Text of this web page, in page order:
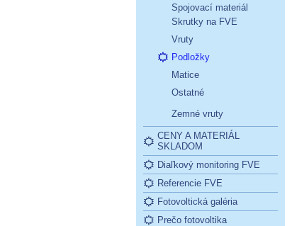
Spojovací materiál
Skrutky na FVE
Vruty
Podložky
Matice
Ostatné
Zemné vruty
CENY A MATERIÁL
SKLADOM
Diaľkový monitoring FVE
Referencie FVE
Fotovoltická galéria
Prečo fotovoltika